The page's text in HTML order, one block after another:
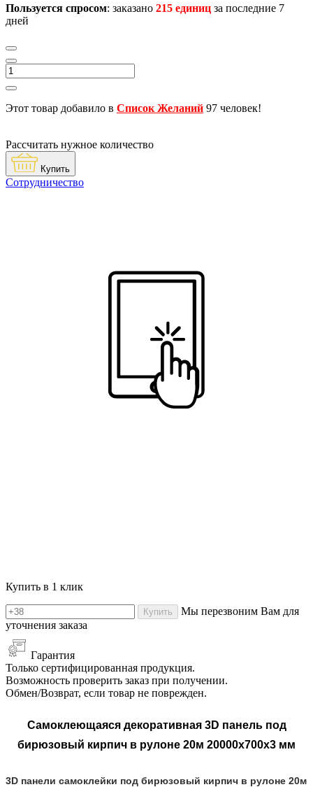
Пользуется спросом: заказано 215 единиц за последние 7
дней
Этот товар добавило в Список Желаний 97 человек!
Рассчитать нужное количество
Купить
Сотрудничество
Купить в 1 клик
Купить
Мы перезвоним Вам для
уточнения заказа
Гарантия
Только сертифицированная продукция.
Возможность проверить заказ при получении.
Обмен/Возврат, если товар не поврежден.
Самоклеющаяся декоративная 3D панель под
бирюзовый кирпич в рулоне 20м 20000x700x3 мм
3D панели самоклейки под бирюзовый кирпич в рулоне 20м